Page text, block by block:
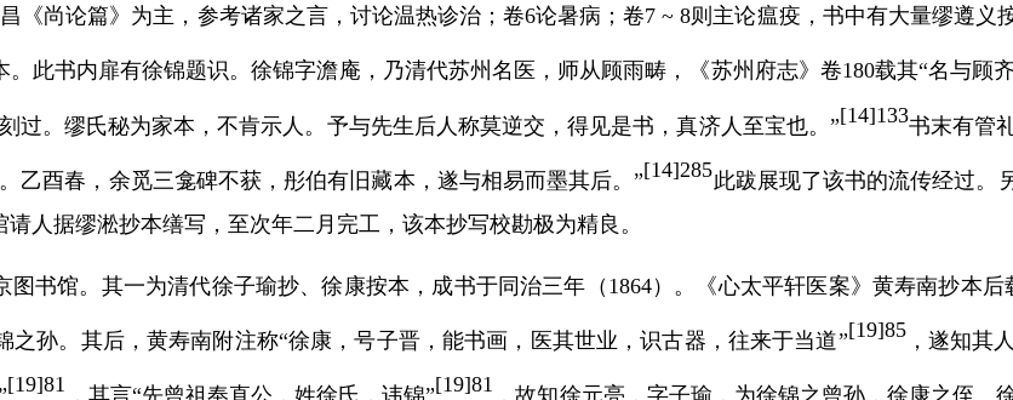
昌《尚论篇》为主，参考诸家之言，讨论温热诊治；卷6论暑病；卷7~ 8则主论瘟疫，书中有大量缪遵义
此书内扉有徐锦题识。徐锦字澹庵，乃清代苏州名医，师从顾雨畴，《苏州府志》卷180载其“名与顾
过。缪氏秘为家本，不肯示人。予与先生后人称莫逆交，得见是书，真济人至宝也。”[14]133书末有管
乙酉春，余觅三龛碑不获，彤伯有旧藏本，遂与相易而墨其后。”[14]285此跋展现了该书的流传经过。
人据缪淞抄本缮写，至次年二月完工，该本抄写校勘极为精良。
图书馆。其一为清代徐子瑜抄、徐康按本，成书于同治三年（1864）。《心太平轩医案》黄寿南抄本后
之孙。其后，黄寿南附注称“徐康，号子晋，能书画，医其世业，识古器，往来于当道”[19]85，遂知其
[19]81 [19]81